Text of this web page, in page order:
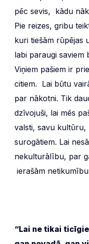
pēc sevis, kādu
Pie reizes, gribu
kuri tiešām rūpējas
labi paraugi saviem
Viņiem pašiem ir
citiem. Lai būtu
par nākotni. Tik
dzīvojuši, lai mēs
valsti, savu kultūru,
surogātiem. Lai
nekulturālību, par
ierašām
“Lai ne tikai